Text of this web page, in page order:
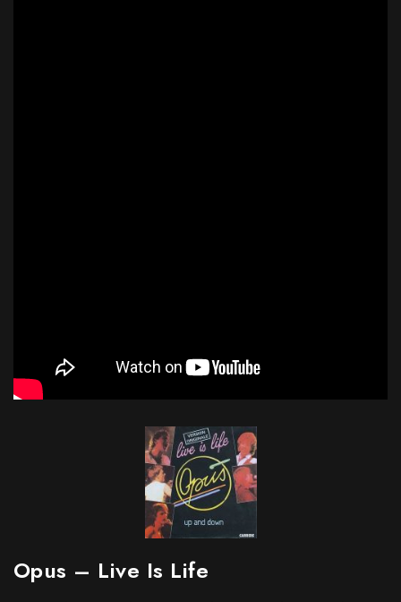
Opus – Live Is Life